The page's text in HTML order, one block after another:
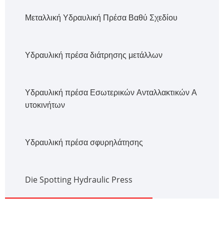
Μεταλλική Υδραυλική Πρέσα Βαθύ Σχεδίου
Υδραυλική πρέσα διάτρησης μετάλλων
Υδραυλική πρέσα Εσωτερικών Ανταλλακτικών Α
υτοκινήτων
Υδραυλική πρέσα σφυρηλάτησης
Die Spotting Hydraulic Press